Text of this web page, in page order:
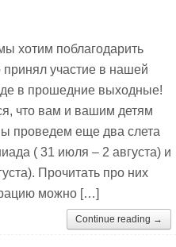
хотим поблагодарить
принял участие в нашей
в прошедние выходные!
что вам и вашим детям
проведем еще два слета
( 31 июля – 2 августа) и
Прочитать про них
можно […]
Continue reading →